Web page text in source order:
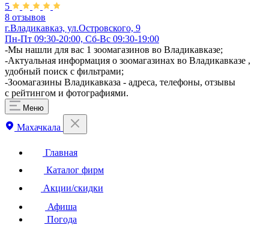
5
8 отзывов
г.Владикавказ, ул.Островского, 9
Пн-Пт 09:30-20:00, Сб-Вс 09:30-19:00
-Мы нашли для вас 1 зоомагазинов во Владикавказе;
-Актуальная информация о зоомагазинах во Владикавказе ,
удобный поиск с фильтрами;
-Зоомагазины Владикавказа - адреса, телефоны, отзывы
с рейтингом и фотографиями.
Меню
Махачкала
Главная
Каталог фирм
Акции/скидки
Афиша
Погода